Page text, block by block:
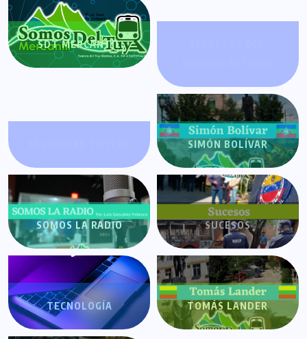
SDT MERCANTIL
SIMÓN BOLÍVAR
SOMOS LA RADIO SUCESOS
TECNOLOGÍA TOMÁS LANDER